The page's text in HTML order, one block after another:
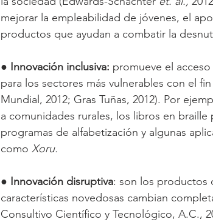
mejorar la empleabilidad de jóvenes, el
productos que ayudan a combatir la
● Innovación inclusiva: promueve el
para los sectores más vulnerables con el
Mundial, 2012; Gras Tuñas, 2012). Por
a comunidades rurales, los libros en
programas de alfabetización y algunas
como Xoru.
● Innovación disruptiva: son los productos
características novedosas cambian
Consultivo Científico y Tecnológico, A.C.,